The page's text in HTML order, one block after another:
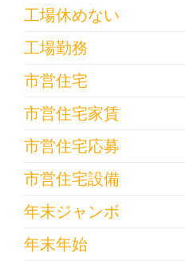
工場休めない
工場勤務
市営住宅
市営住宅家賃
市営住宅応募
市営住宅設備
年末ジャンボ
年末年始